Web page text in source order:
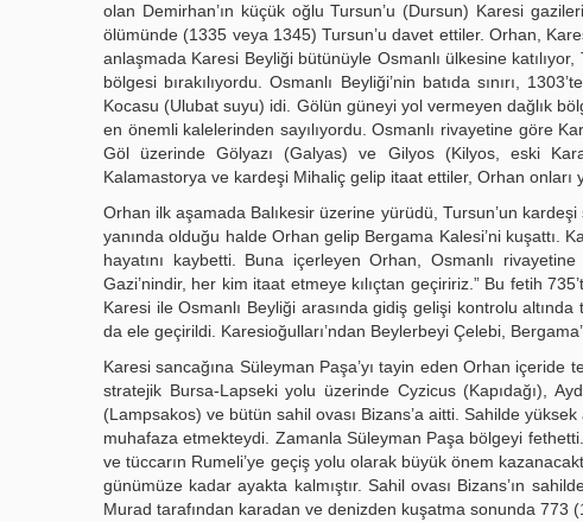
olan Demirhan’ın küçük oğlu Tursun’u (Dursun) Karesi
ölümünde (1335 veya 1345) Tursun’u davet ettiler. Orhan,
anlaşmada Karesi Beyliği bütünüyle Osmanlı ülkesine
bölgesi bırakılıyordu. Osmanlı Beyliği’nin batıda sınırı,
Kocasu (Ulubat suyu) idi. Gölün güneyi yol vermeyen dağlık
en önemli kalelerinden sayılıyordu. Osmanlı rivayetine göre
Göl üzerinde Gölyazı (Galyas) ve Gilyos (Kilyos, eski
Kalamastorya ve kardeşi Mihaliç gelip itaat ettiler, Orhan onları
Orhan ilk aşamada Balıkesir üzerine yürüdü, Tursun’un
yanında olduğu halde Orhan gelip Bergama Kalesi’ni kuşattı.
hayatını kaybetti. Buna içerleyen Orhan, Osmanlı
Gazi’nindir, her kim itaat etmeye kılıçtan geçiririz.” Bu fetih
Karesi ile Osmanlı Beyliği arasında gidiş gelişi kontrolu altında
da ele geçirildi. Karesioğulları’ndan Beylerbeyi Çelebi,
Karesi sancağına Süleyman Paşa’yı tayin eden Orhan içeride
stratejik Bursa-Lapseki yolu üzerinde Cyzicus (Kapıdağı),
(Lampsakos) ve bütün sahil ovası Bizans’a aitti. Sahilde
muhafaza etmekteydi. Zamanla Süleyman Paşa bölgeyi
ve tüccarın Rumeli’ye geçiş yolu olarak büyük önem
günümüze kadar ayakta kalmıştır. Sahil ovası Bizans’ın
Murad tarafından karadan ve denizden kuşatma sonunda 773